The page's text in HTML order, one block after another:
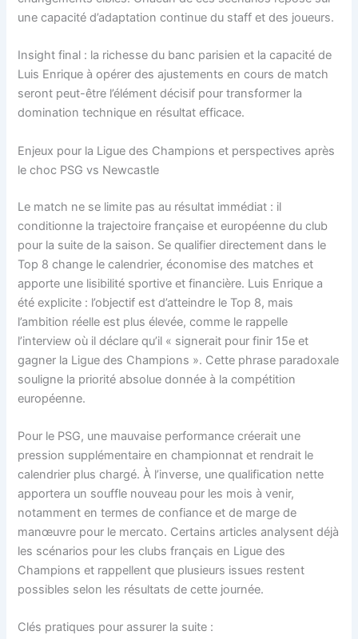
une capacité d’adaptation continue du staff et des joueurs.
Insight final : la richesse du banc parisien et la capacité de
Luis Enrique à opérer des ajustements en cours de match
seront peut-être l’élément décisif pour transformer la
domination technique en résultat efficace.
Enjeux pour la Ligue des Champions et perspectives après
le choc PSG vs Newcastle
Le match ne se limite pas au résultat immédiat : il
conditionne la trajectoire française et européenne du club
pour la suite de la saison. Se qualifier directement dans le
Top 8 change le calendrier, économise des matches et
apporte une lisibilité sportive et financière. Luis Enrique a
été explicite : l’objectif est d’atteindre le Top 8, mais
l’ambition réelle est plus élevée, comme le rappelle
l’interview où il déclare qu’il « signerait pour finir 15e et
gagner la Ligue des Champions ». Cette phrase paradoxale
souligne la priorité absolue donnée à la compétition
européenne.
Pour le PSG, une mauvaise performance créerait une
pression supplémentaire en championnat et rendrait le
calendrier plus chargé. À l’inverse, une qualification nette
apportera un souffle nouveau pour les mois à venir,
notamment en termes de confiance et de marge de
manœuvre pour le mercato. Certains articles analysent déjà
les scénarios pour les clubs français en Ligue des
Champions et rappellent que plusieurs issues restent
possibles selon les résultats de cette journée.
Clés pratiques pour assurer la suite :